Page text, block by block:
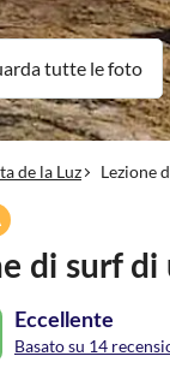
tutte le foto
de la Luz Lezione
di surf
Eccellente
Basato su 14